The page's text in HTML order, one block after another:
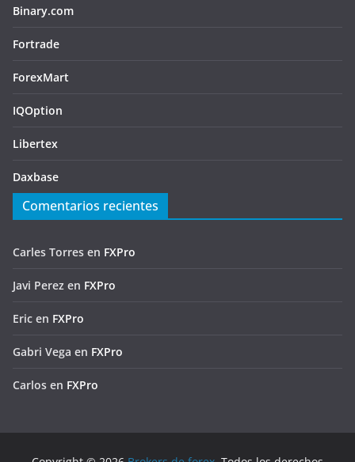
Binary.com
Fortrade
ForexMart
IQOption
Libertex
Daxbase
Comentarios recientes
Carles Torres en FXPro
Javi Perez en FXPro
Eric en FXPro
Gabri Vega en FXPro
Carlos en FXPro